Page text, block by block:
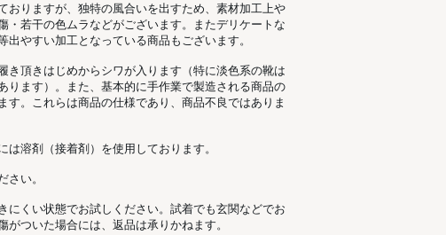
おりますが、独特の風合いを出すため、素材加工上
・若干の色ムラなどがございます。またデリケートな
出やすい加工となっている商品もございます。
き頂きはじめからシワが入ります（特に淡色系の靴は
ります）。また、基本的に手作業で製造される商品の
す。これらは商品の仕様であり、商品不良ではありま
は溶剤（接着剤）を使用しております。
さい。
にくい状態でお試しください。試着でも玄関などでお
がついた場合には、返品は承りかねます。